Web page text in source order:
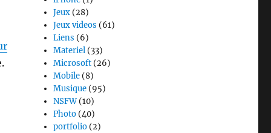
Jeux (28)
Jeux videos (61)
Liens (6)
Materiel (33)
Microsoft (26)
Mobile (8)
Musique (95)
NSFW(10)
Photo (40)
portfolio (2)